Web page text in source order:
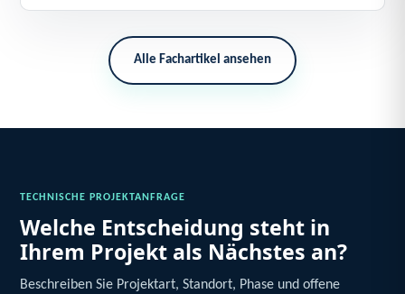
Alle Fachartikel ansehen
TECHNISCHE PROJEKTANFRAGE
Welche Entscheidung steht in
Ihrem Projekt als Nächstes an?
Beschreiben Sie Projektart, Standort, Phase und offene